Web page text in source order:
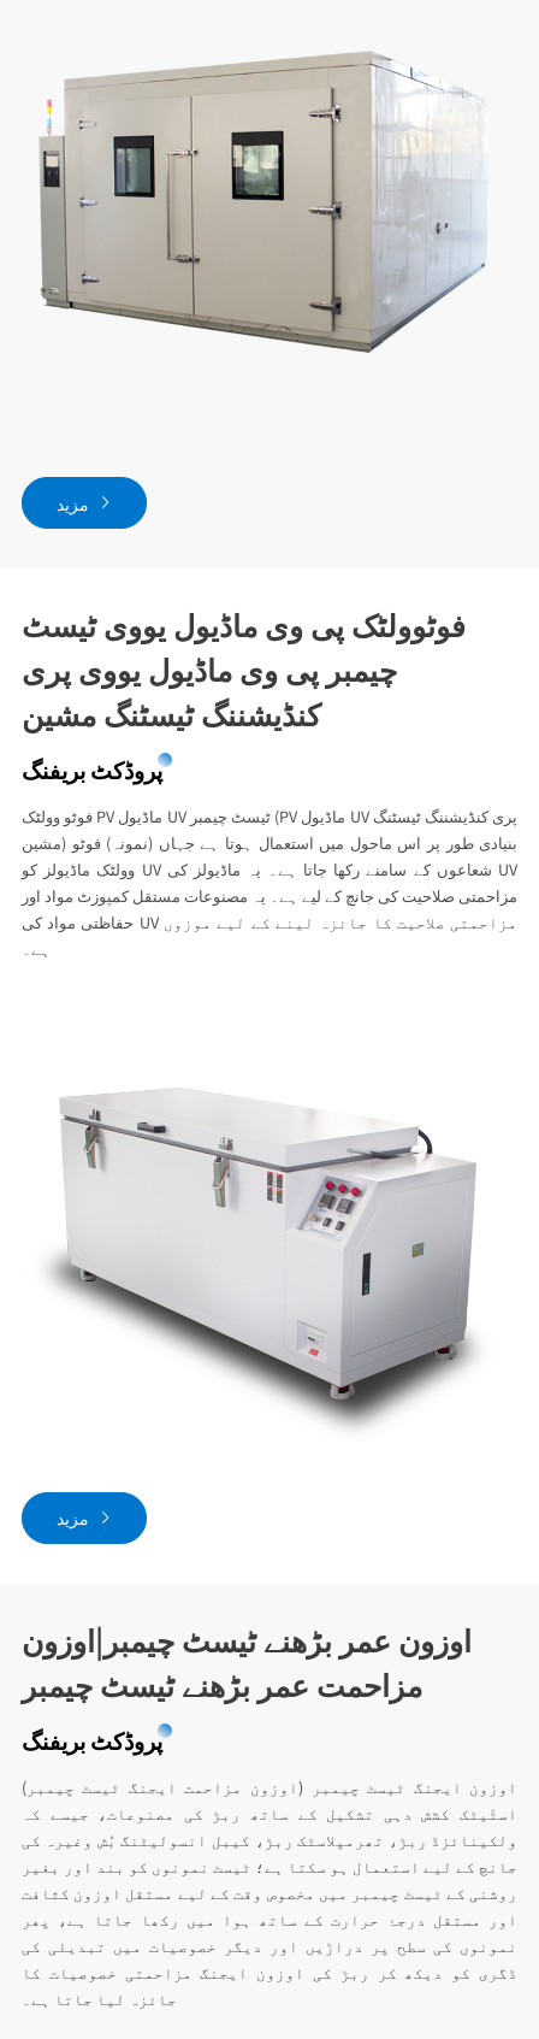
مزید
فوٹوولٹک پی وی ماڈیول یووی ٹیسٹ
چیمبر پی وی ماڈیول یووی پری
کنڈیشننگ ٹیسٹنگ مشین
پروڈکٹ بریفنگ
‌فوٹو وولٹک PV ماڈیول UV ٹیسٹ چیمبر‌ (PV ماڈیول UV پری کنڈیشننگ ٹیسٹنگ
مشین) بنیادی طور پر اس ماحول میں استعمال ہوتا ہے جہاں (نمونہ) فوٹو
وولٹک ماڈیولز کو UV شعاعوں کے سامنے رکھا جاتا ہے۔ یہ ماڈیولز کی UV
مزاحمتی صلاحیت کی جانچ کے لیے ہے۔ یہ مصنوعات مستقل کمپوزٹ مواد اور
حفاظتی مواد کی UV مزاحمتی صلاحیت کا جائزہ لینے کے لیے موزوں
ہے۔
مزید
اوزون عمر بڑھنے ٹیسٹ چیمبر|اوزون
مزاحمت عمر بڑھنے ٹیسٹ چیمبر
پروڈکٹ بریفنگ
اوزون ایجنگ ٹیسٹ چیمبر (اوزون مزاحمت ایجنگ ٹیسٹ چیمبر)
اسٹَیٹک کشش دہی تشکیل کے ساتھ ربڑ کی مصنوعات، جیسے کہ
ولکینائزڈ ربڑ، تھرمپلاسٹک ربڑ، کیبل انسولیٹنگ بُش وغیرہ کی
جانچ کے لیے استعمال ہو سکتا ہے؛ ٹیسٹ نمونوں کو بند اور بغیر
روشنی کے ٹیسٹ چیمبر میں مخصوص وقت کے لیے مستقل اوزون کثافت
اور مستقل درجۂ حرارت کے ساتھ ہوا میں رکھا جاتا ہے، پھر
نمونوں کی سطح پر دراڑیں اور دیگر خصوصیات میں تبدیلی کی
ڈگری کو دیکھ کر ربڑ کی اوزون ایجنگ مزاحمتی خصوصیات کا
جائزہ لیا جاتا ہے۔